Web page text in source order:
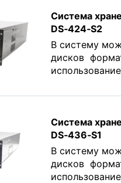
Система
DS‑424‑S2
В систему
дисков
Система
DS‑436‑S1
В систему
дисков